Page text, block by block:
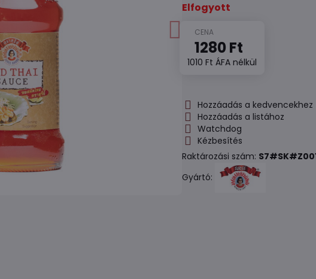
Elfogyott
1280 Ft
1010 Ft ÁFA nélkül
Hozzáadás a kedvencekhez
Hozzáadás a listához
Watchdog
Kézbesítés
Raktározási szám:
Gyártó: